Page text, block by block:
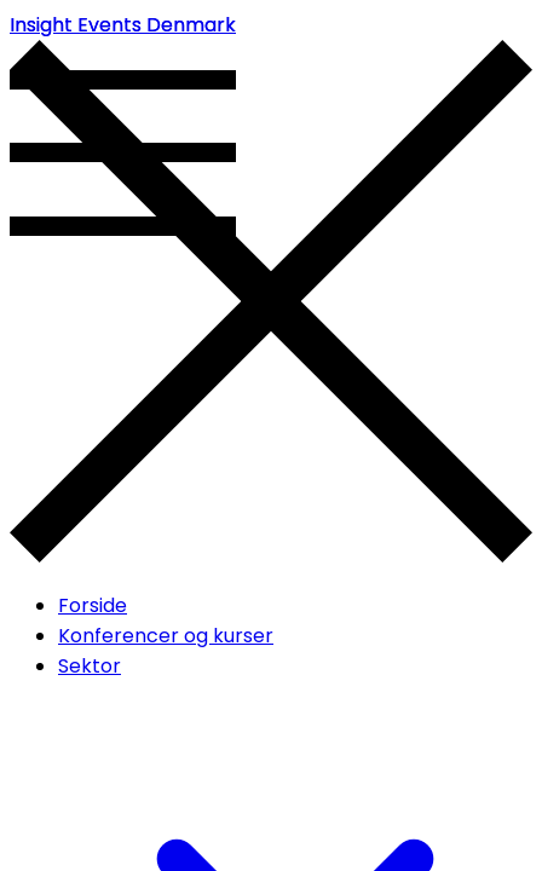
Insight Events Denmark
Insight Events Denmark
Forside
Konferencer og kurser
Sektor